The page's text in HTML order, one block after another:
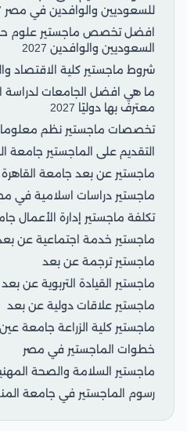
للسعوديين والوافدين في مصر 2027
افضل تخصص ماجستير علوم
السعوديين والوافدين 2027
شروط ماجستير كلية الاقتصاد
ما هي افضل الجامعات لدراسة
معترف بها دوليًا 2027
تخصصات ماجستير نظم
التقديم على الماجستير جامعة
ماجستير عن بعد جامعة القاهرة
ماجستير دراسات اسلامية في
تكلفة ماجستير إدارة الأعمال
ماجستير خدمة اجتماعية عن
ماجستير ترجمة عن بعد
ماجستير القيادة التربوية عن بعد
ماجستير علاقات دولية عن بعد
ماجستير كلية الزراعة جامعة
خطوات الماجستير في مصر
ماجستير السلامة والصحة
رسوم الماجستير في جامعة